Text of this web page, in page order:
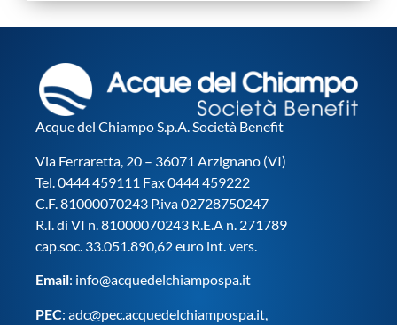
Acque del Chiampo S.p.A. Società Benefit
Via Ferraretta, 20 – 36071 Arzignano (VI)
Tel. 0444 459111 Fax 0444 459222
C.F. 81000070243 P.iva 02728750247
R.I. di VI n. 81000070243 R.E.A n. 271789
cap.soc. 33.051.890,62 euro int. vers.
Email: info@acquedelchiampospa.it
PEC: adc@pec.acquedelchiampospa.it